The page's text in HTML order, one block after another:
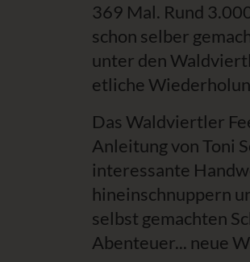
369 Mal. Rund
schon selber
unter den
etliche
Das Waldviertler
Anleitung von Toni
interessante
hineinschnuppern
selbst gemachten
Abenteuer... neue